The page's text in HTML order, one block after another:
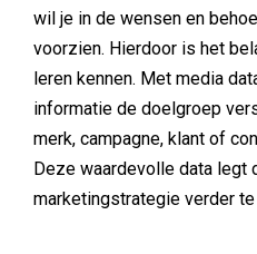
wil je in de wensen en
voorzien. Hierdoor is het
leren kennen. Met media
informatie de doelgroep
merk, campagne, klant of
Deze waardevolle data legt
marketingstrategie verder